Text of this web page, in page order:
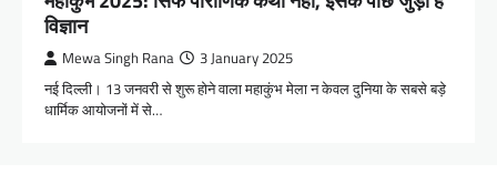
विज्ञान
Mewa Singh Rana 3 January 2025
नई दिल्ली। 13 जनवरी से शुरू होने वाला महाकुंभ मेला न केवल दुनिया के सबसे बड़े
धार्मिक आयोजनों में से…